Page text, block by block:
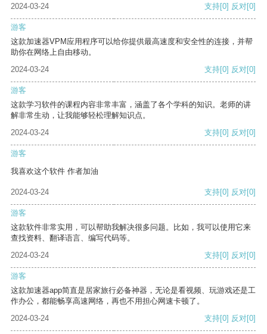
2024-03-24
支持[0] 反对[0]
游客
这款加速器VPM应用程序可以给你提供最高速度和安全性的连接，并帮
助你在网络上自由移动。
2024-03-24
支持[0] 反对[0]
游客
这款学习软件的课程内容非常丰富，涵盖了各个学科的知识。老师的讲
解非常生动，让我能够轻松理解知识点。
2024-03-24
支持[0] 反对[0]
游客
我喜欢这个软件 作者加油
2024-03-24 支持[0] 反对[0]
游客
这款软件非常实用，可以帮助我解决很多问题。比如，我可以使用它来
查找资料、翻译语言、编写代码等。
2024-03-24
支持[0] 反对[0]
游客
这款加速器app简直是居家旅行必备神器，无论是看视频、玩游戏还是工
作办公，都能畅享高速网络，再也不用担心网速卡顿了。
2024-03-24
支持[0] 反对[0]